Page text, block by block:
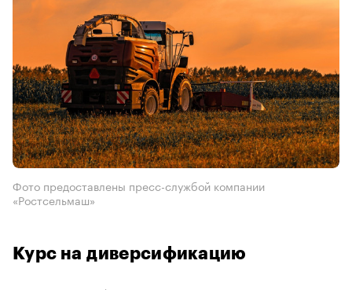
Фото предоставлены пресс-службой компании
«Ростсельмаш»
Курс на диверсификацию